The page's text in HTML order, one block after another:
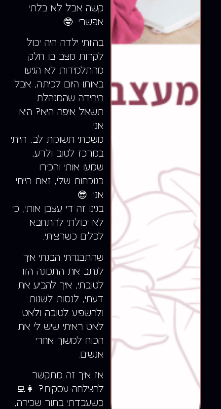
קשה אבל לא בלתי
אפשרי. 🤓
בהיותי ילדה היה יכול
לקרות מצב בו חלק
מהתלמידות לא הגיעו
באותו היום לכיתה, אבל
היחידה שהמנהלת
תשאל איפה היא? היא
אני!
משכתי תשומת לב, הייתי
במרכז לטוב ולרע,
שמעו אותי והכירו
בנוכחות שלי, זאת הייתי
אני! 😎
בנינו זה די עצבן אותי, כי
לא יכולתי להתחבא
לכלים כשרציתי.
שהתבגרתי הבנתי איך
לנתב את התכונה הזו
לטובתי, איך להביע את
דעתי, לנסות לשנות
ולהשפיע לטובה ולאט
לאט ראיתי שיש לי את
הכוח למשוך אחרי
אנשים.
אז איך זה מתקשר
להצלחה עסקית? 👩‍💻
כשעבדתי בתור שכירה,